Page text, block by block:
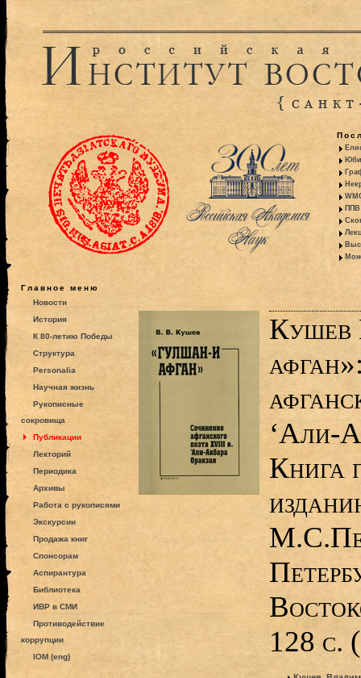
ППВ
Главное меню
Новости
История
К 80-летию Победы
Структура
Personalia
Научная жизнь
Рукописные
сокровища
Публикации
Лекторий
Периодика
Архивы
Работа с рукописями
Экскурсии
Продажа книг
Спонсорам
Аспирантура
Библиотека
ИВР в СМИ
Противодействие
коррупции
IOM (eng)
Кушев
‘Али-
Книга
128 с.